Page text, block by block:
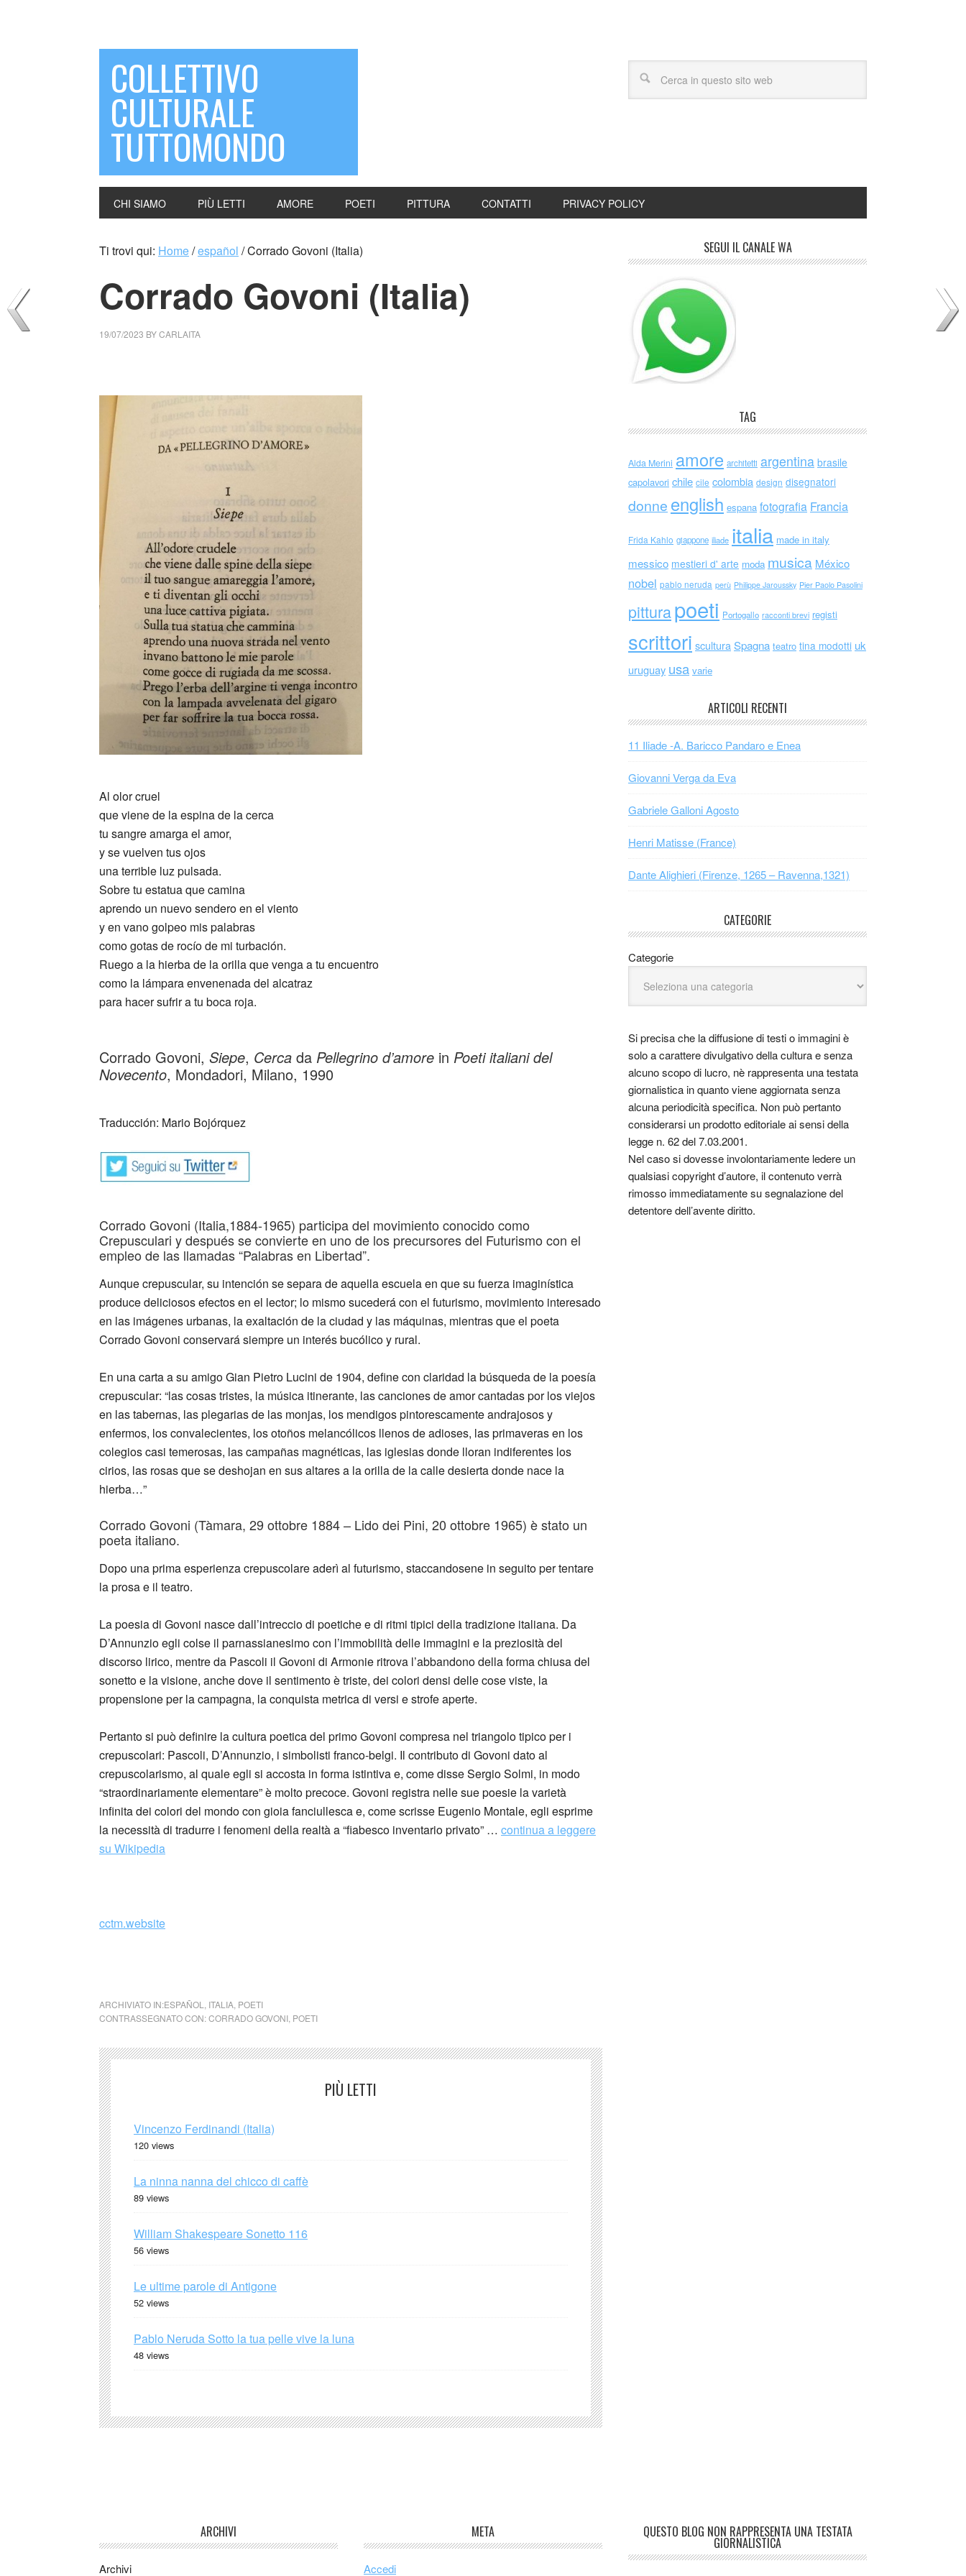
COLLETTIVO
CULTURALE
TUTTOMONDO
CHI SIAMO PIÙ LETTI AMORE POETI PITTURA CONTATTI PRIVACY POLICY
Ti trovi qui: Home/español /Corrado Govoni (Italia)
Corrado Govoni (Italia)
19/07/2023 BYCARLAITA
Al olor cruel
que viene de la espina de la cerca
tu sangre amarga el amor,
y se vuelven tus ojos
una terrible luz pulsada.
Sobre tu estatua que camina
aprendo un nuevo sendero en el viento
y en vano golpeo mis palabras
como gotas de rocío de mi turbación.
Ruego a la hierba de la orilla que venga a tu encuentro
como la lámpara envenenada del alcatraz
para hacer sufrir a tu boca roja.
Corrado Govoni, Siepe, Cerca da Pellegrino d’amore in Poeti italiani del
Novecento, Mondadori, Milano, 1990
Traducción: Mario Bojórquez
Corrado Govoni (Italia,1884-1965) participa del movimiento conocido como
Crepusculari y después se convierte en uno de los precursores del Futurismo con el
empleo de las llamadas “Palabras en Libertad”.
Aunque crepuscular, su intención se separa de aquella escuela en que su fuerza imaginística
produce deliciosos efectos en el lector; lo mismo sucederá con el futurismo, movimiento interesado
en las imágenes urbanas, la exaltación de la ciudad y las máquinas, mientras que el poeta
Corrado Govoni conservará siempre un interés bucólico y rural.
En una carta a su amigo Gian Pietro Lucini de 1904, define con claridad la búsqueda de la poesía
crepuscular: “las cosas tristes, la música itinerante, las canciones de amor cantadas por los viejos
en las tabernas, las plegarias de las monjas, los mendigos pintorescamente andrajosos y
enfermos, los convalecientes, los otoños melancólicos llenos de adioses, las primaveras en los
colegios casi temerosas, las campañas magnéticas, las iglesias donde lloran indiferentes los
cirios, las rosas que se deshojan en sus altares a la orilla de la calle desierta donde nace la
hierba…”
Corrado Govoni (Tàmara, 29 ottobre 1884 – Lido dei Pini, 20 ottobre 1965) è stato un
poeta italiano.
Dopo una prima esperienza crepuscolare aderì al futurismo, staccandosene in seguito per tentare
la prosa e il teatro.
La poesia di Govoni nasce dall’intreccio di poetiche e di ritmi tipici della tradizione italiana. Da
D’Annunzio egli colse il parnassianesimo con l’immobilità delle immagini e la preziosità del
discorso lirico, mentre da Pascoli il Govoni di Armonie ritrova l’abbandono della forma chiusa del
sonetto e la visione, anche dove il sentimento è triste, dei colori densi delle cose viste, la
propensione per la campagna, la conquista metrica di versi e strofe aperte.
Pertanto si può definire la cultura poetica del primo Govoni compresa nel triangolo tipico per i
crepuscolari: Pascoli, D’Annunzio, i simbolisti franco-belgi. Il contributo di Govoni dato al
crepuscolarismo, al quale egli si accosta in forma istintiva e, come disse Sergio Solmi, in modo
“straordinariamente elementare” è molto precoce. Govoni registra nelle sue poesie la varietà
infinita dei colori del mondo con gioia fanciullesca e, come scrisse Eugenio Montale, egli esprime
la necessità di tradurre i fenomeni della realtà a “fiabesco inventario privato” … continua a leggere
su Wikipedia
cctm.website
ARCHIVIATO IN:ESPAÑOL ITALIA POETI
CONTRASSEGNATO CON:CORRADO GOVONI POETI
PIÙ LETTI
Vincenzo Ferdinandi (Italia)
120 views
La ninna nanna del chicco di caffè
89 views
William Shakespeare Sonetto 116
56 views
Le ultime parole di Antigone
52 views
Pablo Neruda Sotto la tua pelle vive la luna
48 views
SEGUI IL CANALE WA
TAG
Alda Merini amore architetti argentina brasile
capolavori chile cile colombia design disegnatori
donne english espana fotografia Francia
Frida Kahlo giappone iliade italia made in italy
messico mestieri d' arte moda musica México
nobel pablo neruda perù Philippe Jaroussky Pier Paolo Pasolini
pitturapoeti Portogallo racconti brevi registi
scrittori scultura Spagna teatro tina modotti uk
uruguay usa varie
ARTICOLI RECENTI
11 Iliade -A. Baricco Pandaro e Enea
Giovanni Verga da Eva
Gabriele Galloni Agosto
Henri Matisse (France)
Dante Alighieri (Firenze, 1265 – Ravenna,1321)
CATEGORIE
Categorie
Si precisa che la diffusione di testi o immagini è
solo a carattere divulgativo della cultura e senza
alcuno scopo di lucro, nè rappresenta una testata
giornalistica in quanto viene aggiornata senza
alcuna periodicità specifica. Non può pertanto
considerarsi un prodotto editoriale ai sensi della
legge n. 62 del 7.03.2001.
Nel caso si dovesse involontariamente ledere un
qualsiasi copyright d’autore, il contenuto verrà
rimosso immediatamente su segnalazione del
detentore dell’avente diritto.
ARCHIVI
Archivi
META
Accedi
QUESTO BLOG NON RAPPRESENTA UNA TESTATA
GIORNALISTICA